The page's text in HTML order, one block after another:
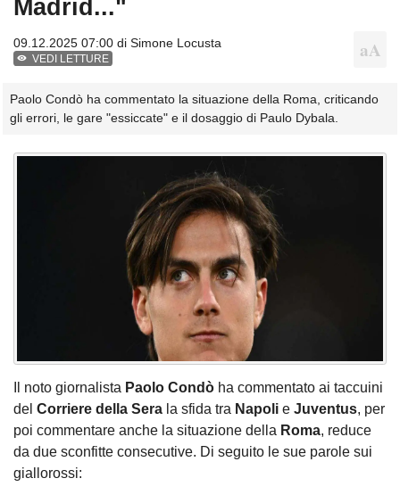
Madrid..."
09.12.2025 07:00 di Simone Locusta
VEDI LETTURE
Paolo Condò ha commentato la situazione della Roma, criticando
gli errori, le gare "essiccate" e il dosaggio di Paulo Dybala.
Il noto giornalista Paolo Condò ha commentato ai taccuini
del Corriere della Sera la sfida tra Napoli e Juventus, per
poi commentare anche la situazione della Roma, reduce
da due sconfitte consecutive. Di seguito le sue parole sui
giallorossi: